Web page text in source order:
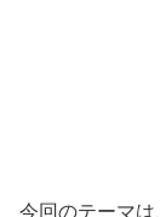
今回のテーマは、